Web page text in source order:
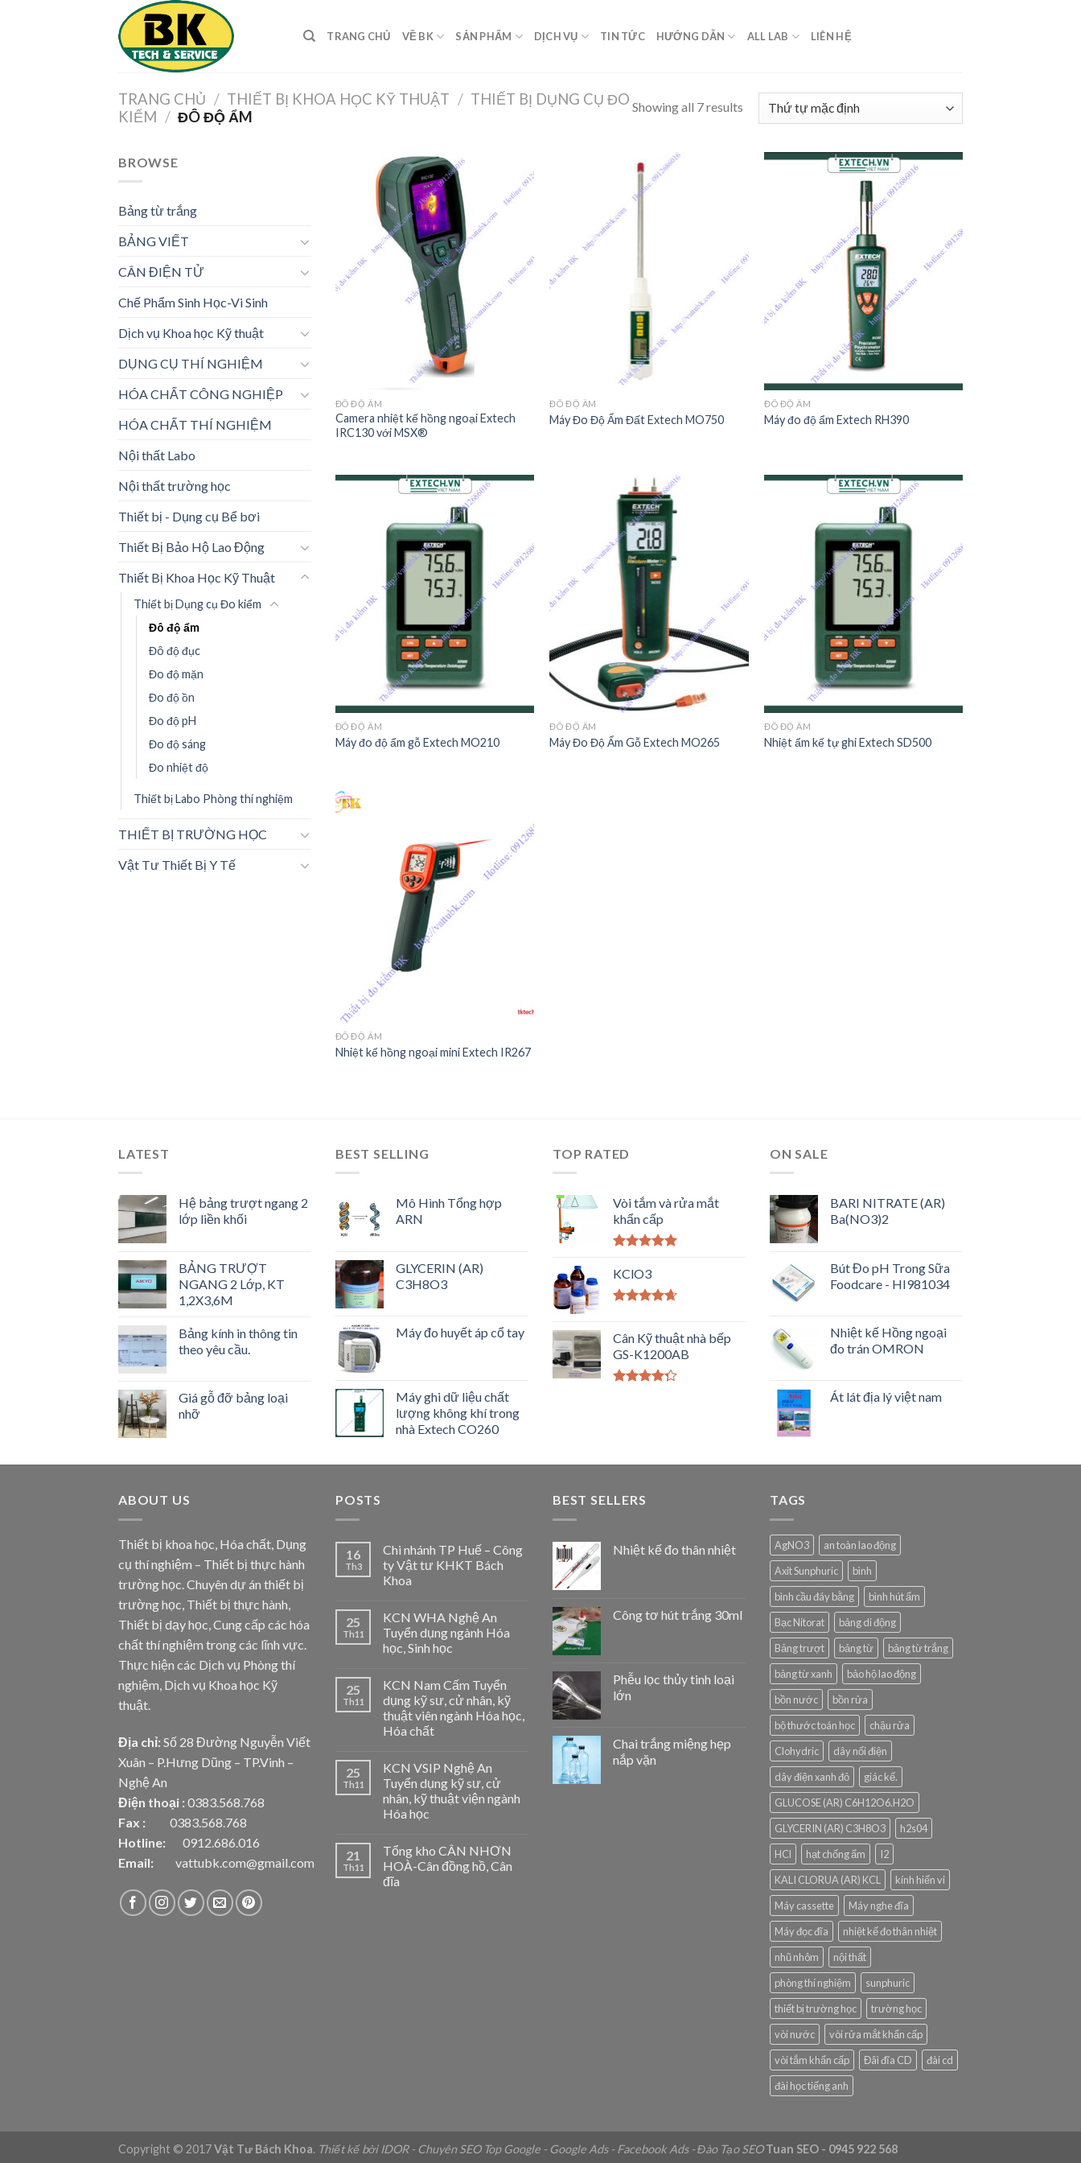
TRANG CHỦ VỀ BK SẢN PHẨM DỊCH VỤ TIN TỨC HƯỚNG DẪN ALL LAB LIÊN HỆ
TRANG CHỦ / THIẾT BỊ KHOA HỌC KỸ THUẬT / THIẾT BỊ DỤNG CỤ ĐO
KIỂM / ĐÔ ĐỘ ẨM
Showing all 7 results
BROWSE
Bảng từ trắng
BẢNG VIẾT
CÂN ĐIỆN TỬ
Chế Phẩm Sinh Học-Vi Sinh
Dịch vụ Khoa học Kỹ thuật
DỤNG CỤ THÍ NGHIỆM
HÓA CHẤT CÔNG NGHIỆP
HÓA CHẤT THÍ NGHIỆM
Nội thất Labo
Nội thất trường học
Thiết bị - Dụng cụ Bể bơi
Thiết Bị Bảo Hộ Lao Động
Thiết Bị Khoa Học Kỹ Thuật
Thiết bị Dụng cụ Đo kiểm
Đô độ ẩm
Đô độ đục
Đo độ mặn
Đo độ ồn
Đo độ pH
Đo độ sáng
Đo nhiệt độ
Thiết bị Labo Phòng thí nghiệm
THIẾT BỊ TRƯỜNG HỌC
Vật Tư Thiết Bị Y Tế
Add to
Wishlist
ĐÔ ĐỘ ẨM
Camera nhiệt kế hồng ngoại Extech
IRC130 với MSX®
ĐÔ ĐỘ ẨM
Máy Đo Độ Ẩm Đất Extech MO750
ĐÔ ĐỘ ẨM
Máy đo độ ẩm Extech RH390
ĐÔ ĐỘ ẨM
Máy đo độ ẩm gỗ Extech MO210
ĐÔ ĐỘ ẨM
Máy Đo Độ Ẩm Gỗ Extech MO265
ĐÔ ĐỘ ẨM
Nhiệt ẩm kế tự ghi Extech SD500
Wishlist
ĐÔ ĐỘ ẨM
Nhiệt kế hồng ngoại mini Extech IR267
LATEST
Hệ bảng trượt ngang 2
lớp liền khối
BẢNG TRƯỢT
NGANG 2 Lớp, KT
1,2X3,6M
Bảng kính in thông tin
theo yêu cầu.
Giá gỗ đỡ bảng loại
nhỡ
BEST SELLING
Mô Hình Tổng hợp
ARN
GLYCERIN (AR)
C3H8O3
Máy đo huyết áp cổ tay
Máy ghi dữ liệu chất
lượng không khí trong
nhà Extech CO260
TOP RATED
Vòi tắm và rửa mắt
khẩn cấp
hạng5.00
sao
KClO3
5 sao
Cân Kỹ thuật nhà bếp
GS-K1200AB
ON SALE
BARI NITRATE (AR)
Ba(NO3)2
Bút Đo pH Trong Sữa
Foodcare - HI981034
Nhiệt kế Hồng ngoại
đo trán OMRON
Át lát địa lý việt nam
ABOUT US
Thiết bị khoa học, Hóa chất, Dụng
cụ thí nghiệm – Thiết bị thực hành
trường học. Chuyên dự án thiết bị
trường học, Thiết bị thực hành,
Thiết bị dạy học, Cung cấp các hóa
chất thí nghiệm trong các lĩnh vực.
Thực hiện các Dịch vụ Phòng thí
nghiệm, Dịch vụ Khoa học Kỹ
thuật.
Địa chỉ: Số 28 Đường Nguyễn Viết
Xuân – P.Hưng Dũng – TP.Vinh –
Nghệ An
Điện thoại : 0383.568.768
Fax : 0383.568.768
Hotline: 0912.686.016
Email:
vattubk.com@gmail.com
POSTS
16
Th3
Chi nhánh TP Huế – Công
ty Vật tư KHKT Bách
Khoa
25
Th11
KCN WHA Nghệ An
Tuyển dụng ngành Hóa
học, Sinh học
25
Th11
KCN Nam Cấm Tuyển
dụng kỹ sư, cử nhân, kỹ
thuật viên ngành Hóa học,
Hóa chất
25
Th11
KCN VSIP Nghệ An
Tuyển dụng kỹ sư, cử
nhân, kỹ thuật viện ngành
Hóa học
21
Th11
Tổng kho CÂN NHƠN
HOÀ-Cân đồng hồ, Cân
đĩa
BEST SELLERS
Nhiệt kế đo thân nhiệt
Công tơ hút trắng 30ml
Phễu lọc thủy tinh loại
lớn
Chai trắng miệng hẹp
nắp vặn
TAGS
AgNO3
an toàn lao động
Axit Sunphuric
bình
bình cầu đáy bằng
bình hút ẩm
Bạc Nitorat
bảng di động
Bảng trượt
bảng từ
bảng từ trắng
bảng từ xanh
bảo hộ lao động
bồn nước
bồn rửa
bộ thước toán học
chậu rửa
Clohydric
dây nối điện
dây điện xanh đỏ
giác kế.
GLUCOSE (AR) C6H12O6.H2O
GLYCERIN (AR) C3H8O3
h2s04
HCl
hạt chống ẩm
I2
KALI CLORUA (AR) KCL
kính hiển vi
Máy cassette
Máy nghe đĩa
Máy đọc đĩa
nhiệt kế đo thân nhiệt
nhũ nhôm
nội thất
phòng thí nghiệm
sunphuric
thiết bị trường học
trường học
vòi nước
vòi rửa mắt khẩn cấp
vòi tắm khẩn cấp
Đâì đĩa CD
đài cd
đài học tiếng anh
Copyright © 2017Vật Tư Bách Khoa. Thiết kế bởi IDOR - Chuyên SEO Top Google - Google Ads - Facebook Ads - Đào Tạo SEO Tuan SEO - 0945 922 568